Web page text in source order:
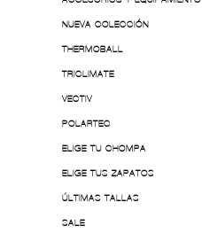
NUEVA COLECCIÓN
THERMOBALL
TRICLIMATE
VECTIV
POLARTEC
ELIGE TU CHOMPA
ELIGE TUS ZAPATOS
ÚLTIMAS TALLAS
SALE